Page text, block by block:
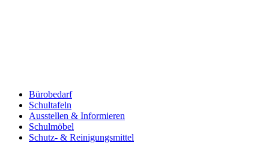
Bürobedarf
Schultafeln
Ausstellen & Informieren
Schulmöbel
Schutz- & Reinigungsmittel